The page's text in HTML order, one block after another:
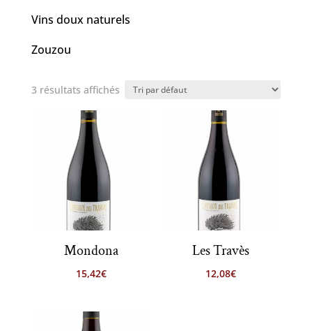
Vins doux naturels
Zouzou
3 résultats affichés
Mondona
15,42€
Les Travès
12,08€